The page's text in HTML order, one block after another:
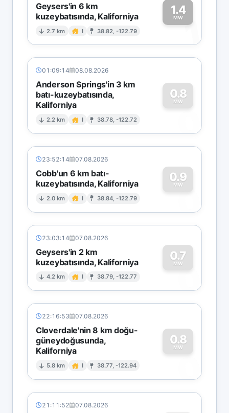
Geysers'in 6 km
kuzeybatısında, Kaliforniya
2.7 km I 38.82, -122.79
1.4
MW1
01:09:14 08.08.2026
Anderson Springs'in 3 km
batı-kuzeybatısında,
Kaliforniya
2.2 km I 38.78, -122.72
0.8
MW
0
23:52:14 07.08.2026
Cobb'un 6 km batı-
kuzeybatısında, Kaliforniya
2.0 km I 38.84, -122.79
0.9
MW
0
23:03:14 07.08.2026
Geysers'in 2 km
kuzeybatısında, Kaliforniya
4.2 km I 38.79, -122.77
0.7
MW
0
22:16:53 07.08.2026
Cloverdale'nin 8 km doğu-
güneydoğusunda,
Kaliforniya
5.8 km I 38.77, -122.94
0.8
MW
0
21:11:52 07.08.2026